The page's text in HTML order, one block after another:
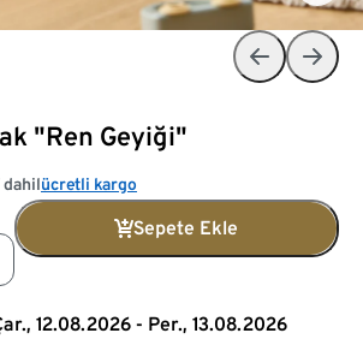
"Ren Geyiği"
dahilücretli kargo
Sepete Ekle
12.08.2026 - Per., 13.08.2026